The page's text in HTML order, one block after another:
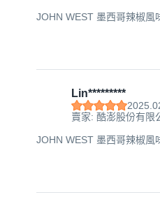
JOHN WEST 墨西哥辣椒風
Lin*********
賣家: 酷澎股份有限
JOHN WEST 墨西哥辣椒風